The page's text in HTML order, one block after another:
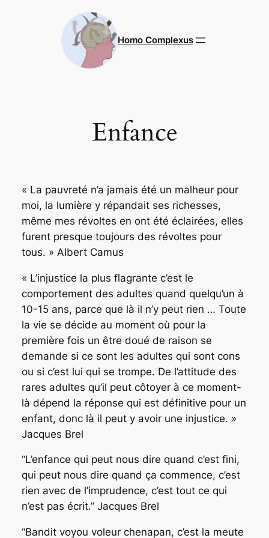
Homo Complexus
Enfance
« La pauvreté n’a jamais été un malheur pour
moi, la lumière y répandait ses richesses,
même mes révoltes en ont été éclairées, elles
furent presque toujours des révoltes pour
tous. » Albert Camus
« L’injustice la plus flagrante c’est le
comportement des adultes quand quelqu’un à
10-15 ans, parce que là il n’y peut rien … Toute
la vie se décide au moment où pour la
première fois un être doué de raison se
demande si ce sont les adultes qui sont cons
ou si c’est lui qui se trompe. De l’attitude des
rares adultes qu’il peut côtoyer à ce moment-
là dépend la réponse qui est définitive pour un
enfant, donc là il peut y avoir une injustice. »
Jacques Brel
“L’enfance qui peut nous dire quand c’est fini,
qui peut nous dire quand ça commence, c’est
rien avec de l’imprudence, c’est tout ce qui
n’est pas écrit.” Jacques Brel
“Bandit voyou voleur chenapan, c’est la meute